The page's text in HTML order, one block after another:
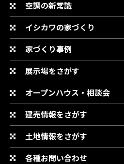
空調の新常識
イシカワの家づくり
家づくり事例
展示場をさがす
オープンハウス・相談会
建売情報をさがす
土地情報をさがす
各種お問い合わせ